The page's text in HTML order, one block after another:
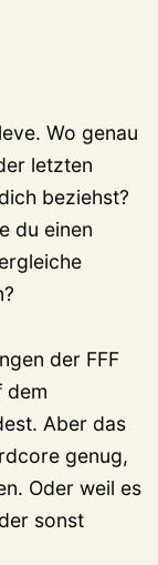
Wo genau
letzten
beziehst?
du einen
der FFF
dem
Aber das
genug,
Oder weil es
sonst